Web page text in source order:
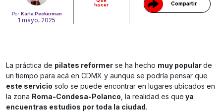
Por Karla Peckerman
1 mayo, 2025
hacer
Compartir
La práctica de pilates reformer se ha hecho muy popularde
un tiempo para acá en CDMX y aunque se podría pensar que
este servicio solo se puede encontrar en lugares ubicados en
la zona Roma-Condesa-Polanco, la realidad es que ya
encuentras estudios por toda la ciudad .